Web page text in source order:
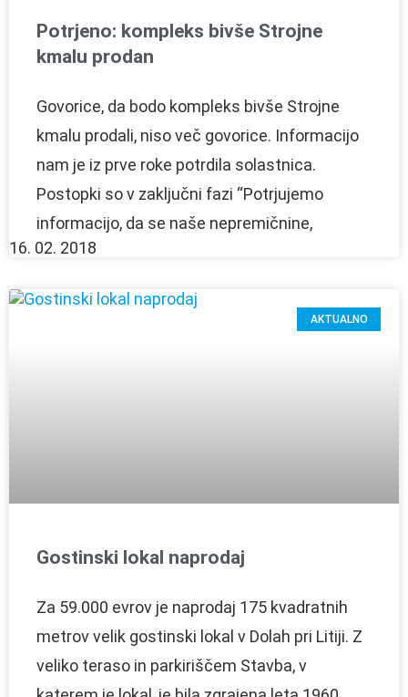
Potrjeno: kompleks bivše Strojne
kmalu prodan
Govorice, da bodo kompleks bivše Strojne
kmalu prodali, niso več govorice. Informacijo
nam je iz prve roke potrdila solastnica.
Postopki so v zaključni fazi “Potrjujemo
informacijo, da se naše nepremičnine,
16. 02. 2018
AKTUALNO
Gostinski lokal naprodaj
Za 59.000 evrov je naprodaj 175 kvadratnih
metrov velik gostinski lokal v Dolah pri Litiji. Z
veliko teraso in parkiriščem Stavba, v